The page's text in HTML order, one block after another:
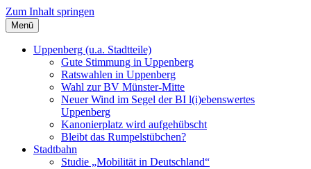
Zum Inhalt springen
Szybalski.de
Infos über und von Werner Szybalski (Münster)
Menü
Uppenberg (u.a. Stadtteile)
Gute Stimmung in Uppenberg
Ratswahlen in Uppenberg
Wahl zur BV Münster-Mitte
Neuer Wind im Segel der BI l(i)ebenswertes
Uppenberg
Kanonierplatz wird aufgehübscht
Bleibt das Rumpelstübchen?
Stadtbahn
Studie „Mobilität in Deutschland“